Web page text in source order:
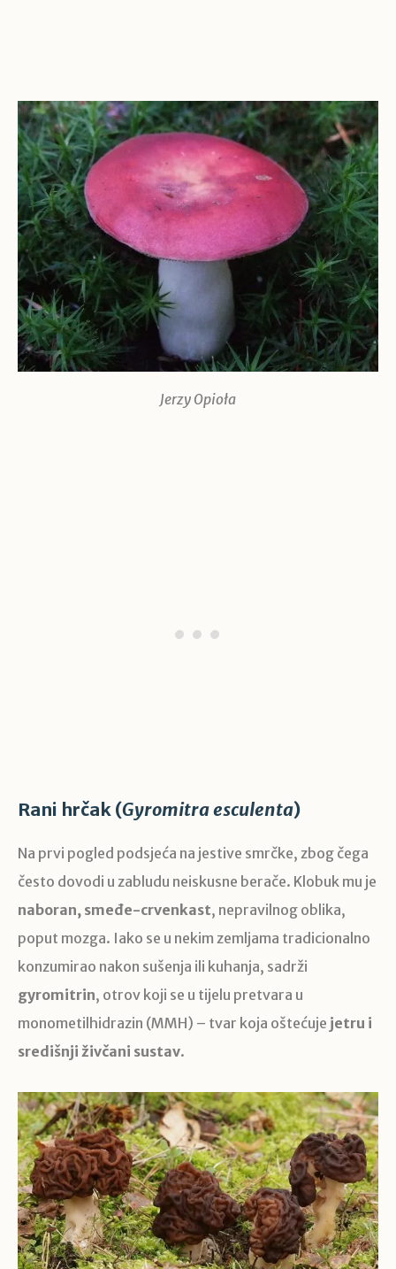
Jerzy Opioła
Rani hrčak (Gyromitraesculenta)
Na prvi pogled podsjeća na jestive smrčke, zbog čega
često dovodi u zabludu neiskusne berače. Klobuk mu je
naboran, smeđe-crvenkast, nepravilnog oblika,
poput mozga. Iako se u nekim zemljama tradicionalno
konzumirao nakon sušenja ili kuhanja, sadrži
gyromitrin, otrov koji se u tijelu pretvara u
monometilhidrazin (MMH) – tvar koja oštećuje jetru i
središnji živčani sustav.